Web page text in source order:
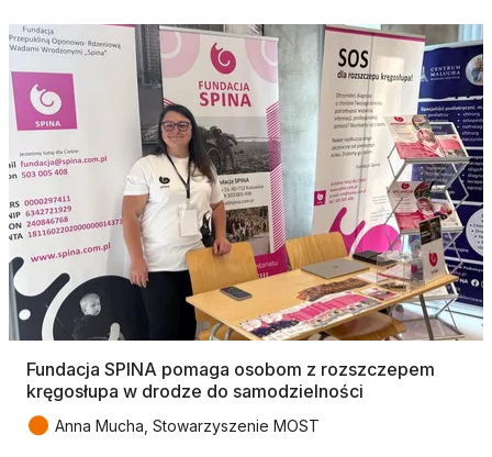
Fundacja SPINA pomaga osobom z rozszczepem
kręgosłupa w drodze do samodzielności
● Anna Mucha, Stowarzyszenie MOST